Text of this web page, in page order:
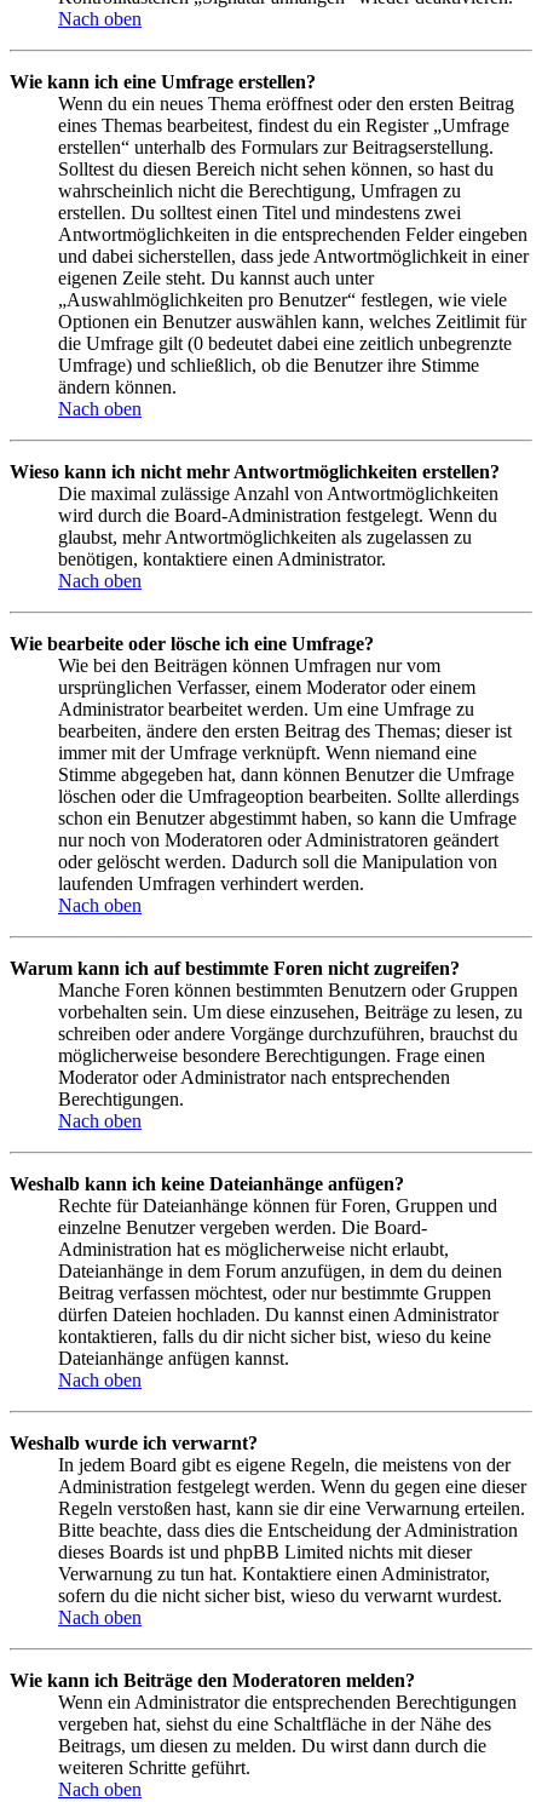
Nach oben
Wie kann ich eine Umfrage erstellen?
Wenn du ein neues Thema eröffnest oder den ersten Beitrag
eines Themas bearbeitest, findest du ein Register „Umfrage
erstellen“ unterhalb des Formulars zur Beitragserstellung.
Solltest du diesen Bereich nicht sehen können, so hast du
wahrscheinlich nicht die Berechtigung, Umfragen zu
erstellen. Du solltest einen Titel und mindestens zwei
Antwortmöglichkeiten in die entsprechenden Felder eingeben
und dabei sicherstellen, dass jede Antwortmöglichkeit in einer
eigenen Zeile steht. Du kannst auch unter
„Auswahlmöglichkeiten pro Benutzer“ festlegen, wie viele
Optionen ein Benutzer auswählen kann, welches Zeitlimit für
die Umfrage gilt (0 bedeutet dabei eine zeitlich unbegrenzte
Umfrage) und schließlich, ob die Benutzer ihre Stimme
ändern können.
Nach oben
Wieso kann ich nicht mehr Antwortmöglichkeiten erstellen?
Die maximal zulässige Anzahl von Antwortmöglichkeiten
wird durch die Board-Administration festgelegt. Wenn du
glaubst, mehr Antwortmöglichkeiten als zugelassen zu
benötigen, kontaktiere einen Administrator.
Nach oben
Wie bearbeite oder lösche ich eine Umfrage?
Wie bei den Beiträgen können Umfragen nur vom
ursprünglichen Verfasser, einem Moderator oder einem
Administrator bearbeitet werden. Um eine Umfrage zu
bearbeiten, ändere den ersten Beitrag des Themas; dieser ist
immer mit der Umfrage verknüpft. Wenn niemand eine
Stimme abgegeben hat, dann können Benutzer die Umfrage
löschen oder die Umfrageoption bearbeiten. Sollte allerdings
schon ein Benutzer abgestimmt haben, so kann die Umfrage
nur noch von Moderatoren oder Administratoren geändert
oder gelöscht werden. Dadurch soll die Manipulation von
laufenden Umfragen verhindert werden.
Nach oben
Warum kann ich auf bestimmte Foren nicht zugreifen?
Manche Foren können bestimmten Benutzern oder Gruppen
vorbehalten sein. Um diese einzusehen, Beiträge zu lesen, zu
schreiben oder andere Vorgänge durchzuführen, brauchst du
möglicherweise besondere Berechtigungen. Frage einen
Moderator oder Administrator nach entsprechenden
Berechtigungen.
Nach oben
Weshalb kann ich keine Dateianhänge anfügen?
Rechte für Dateianhänge können für Foren, Gruppen und
einzelne Benutzer vergeben werden. Die Board-
Administration hat es möglicherweise nicht erlaubt,
Dateianhänge in dem Forum anzufügen, in dem du deinen
Beitrag verfassen möchtest, oder nur bestimmte Gruppen
dürfen Dateien hochladen. Du kannst einen Administrator
kontaktieren, falls du dir nicht sicher bist, wieso du keine
Dateianhänge anfügen kannst.
Nach oben
Weshalb wurde ich verwarnt?
In jedem Board gibt es eigene Regeln, die meistens von der
Administration festgelegt werden. Wenn du gegen eine dieser
Regeln verstoßen hast, kann sie dir eine Verwarnung erteilen.
Bitte beachte, dass dies die Entscheidung der Administration
dieses Boards ist und phpBB Limited nichts mit dieser
Verwarnung zu tun hat. Kontaktiere einen Administrator,
sofern du die nicht sicher bist, wieso du verwarnt wurdest.
Nach oben
Wie kann ich Beiträge den Moderatoren melden?
Wenn ein Administrator die entsprechenden Berechtigungen
vergeben hat, siehst du eine Schaltfläche in der Nähe des
Beitrags, um diesen zu melden. Du wirst dann durch die
weiteren Schritte geführt.
Nach oben